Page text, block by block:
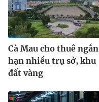
Cà Mau cho thuê ngắn
hạn nhiều trụ sở, khu
đất vàng